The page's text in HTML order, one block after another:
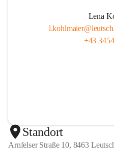
Lena
+43
Standort
Arnfelser Straße 10, 8463